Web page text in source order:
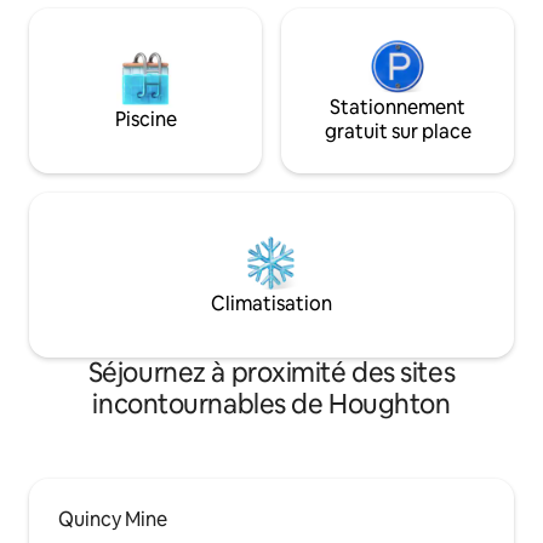
Piscine
Stationnement
gratuit sur place
Climatisation
Séjournez à proximité des sites
incontournables de Houghton
Quincy Mine